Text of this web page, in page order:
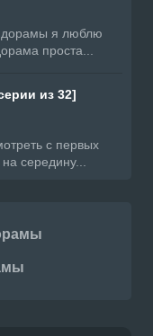
дорамы я люблю
проста...
из 32]
с первых
середину...